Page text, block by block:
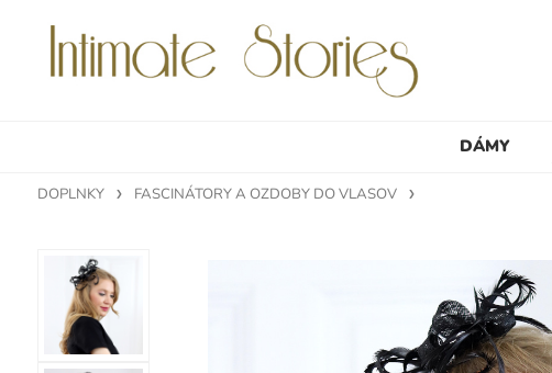
DÁMY
DOPLNKY FASCINÁTORY A OZDOBY DO VLASOV